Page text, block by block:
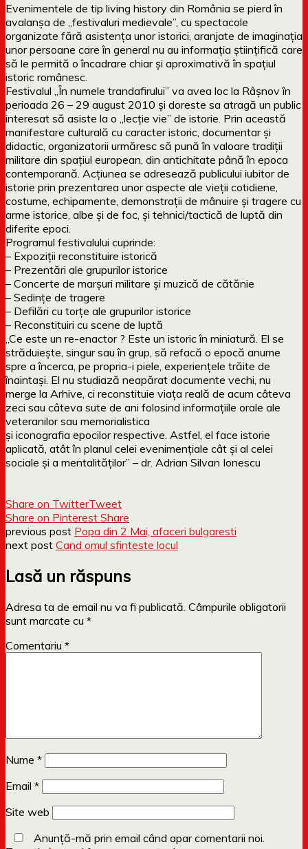
Evenimentele de tip living history din România se pierd în
avalanşa de ,,festivaluri medievale”, cu spectacole
organizate fără asistenţa unor istorici, aranjate de imaginaţia
unor persoane care în general nu au informaţia ştiinţifică care
să le permită o încadrare chiar şi aproximativă în spaţiul
istoric românesc.
Festivalul „În numele trandafirului” va avea loc la Râşnov în
perioada 26 – 29 august 2010 şi doreste sa atragă un public
interesat să asiste la o „lecţie vie” de istorie. Prin această
manifestare culturală cu caracter istoric, documentar şi
didactic, organizatorii urmăresc să pună în valoare tradiţii
militare din spaţiul european, din antichitate până în epoca
contemporană. Acţiunea se adresează publicului iubitor de
istorie prin prezentarea unor aspecte ale vieţii cotidiene,
costume, echipamente, demonstraţii de mânuire şi tragere cu
arme istorice, albe şi de foc, şi tehnici/tactică de luptă din
diferite epoci.
Programul festivalului cuprinde:
– Expoziţii reconstituire istorică
– Prezentări ale grupurilor istorice
– Concerte de marşuri militare şi muzică de cătănie
– Sedinţe de tragere
– Defilări cu torţe ale grupurilor istorice
– Reconstituiri cu scene de luptă
„Ce este un re-enactor ? Este un istoric în miniatură. El se
străduieşte, singur sau în grup, să refacă o epocă anume
spre a încerca, pe propria-i piele, experienţele trăite de
înaintaşi. El nu studiază neapărat documente vechi, nu
merge la Arhive, ci reconstituie viaţa reală de acum câteva
zeci sau câteva sute de ani folosind informaţiile orale ale
veteranilor sau memorialistica
şi iconografia epocilor respective. Astfel, el face istorie
aplicată, atât în planul celei evenimenţiale cât şi al celei
sociale şi a mentalităţilor” – dr. Adrian Silvan Ionescu
Share on TwitterTweet
Share on Pinterest Share
previous post Popa din 2 Mai, afaceri bulgaresti
next post Cand omul sfinteste locul
Lasă un răspuns
Adresa ta de email nu va fi publicată. Câmpurile obligatorii
sunt marcate cu *
Comentariu *
Nume *
Email *
Site web
Anunță-mă prin email când apar comentarii noi.